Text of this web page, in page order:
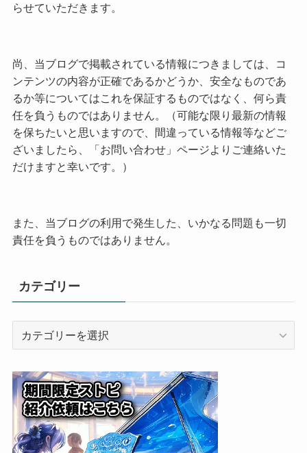
らせていただきます。
尚、当ブログで掲載されている情報につきましては、コ
ンテンツの内容が正確であるかどうか、安全なものであ
るか等についてはこれを保証するものではなく、何ら責
任を負うものではありません。（可能な限り最新の情報
を保ちたいと思いますので、間違っている情報等などご
ざいましたら、「お問い合わせ」ページよりご連絡いた
だけますと幸いです。）
また、当ブログの利用で発生した、いかなる問題も一切
責任を負うものではありません。
カテゴリー
リ
ー